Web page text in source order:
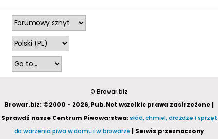
© Browar.biz
Browar.biz: ©2000 - 2026, Pub.Net wszelkie prawa zastrzeżone |
Sprawdź nasze Centrum Piwowarstwa: słód, chmiel, drożdże i sprzęt
do warzenia piwa w domu i w browarze | Serwis przeznaczony